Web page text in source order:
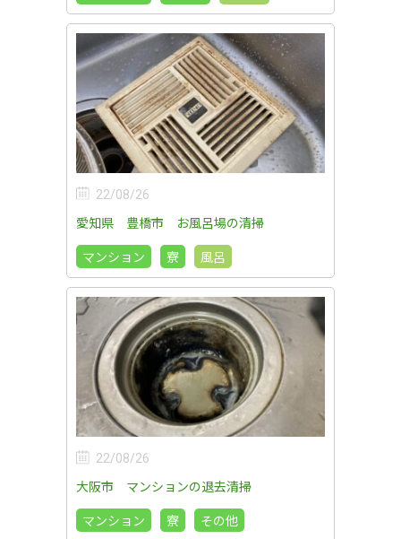
22/08/26
愛知県 豊橋市 お風呂場の清掃
マンション
寮 風呂
22/08/26
大阪市 マンションの退去清掃
マンション
寮
その他